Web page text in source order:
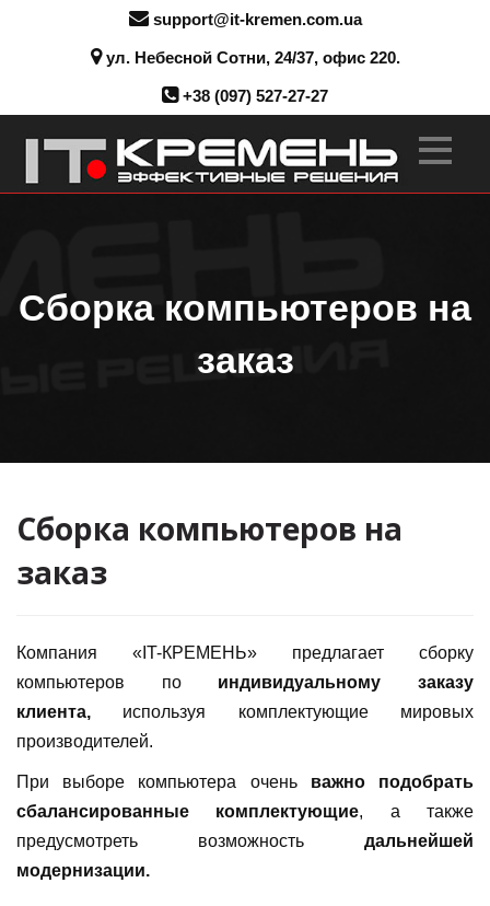
support@it-kremen.com.ua
ул. Небесной Сотни, 24/37, офис 220.
+38 (097) 527-27-27
Сборка компьютеров на
заказ
Сборка компьютеров на
заказ
Компания «IT-КРЕМЕНЬ» предлагает сборку
компьютеров по индивидуальному заказу
клиента, используя комплектующие мировых
производителей.
При выборе компьютера очень важно подобрать
сбалансированные комплектующие, а также
предусмотреть возможность дальнейшей
модернизации.